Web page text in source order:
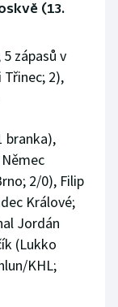
(13.
zápasů v
2),
branka),
2/0), Filip
Králové;
Jordán
(Lukko
KHL;